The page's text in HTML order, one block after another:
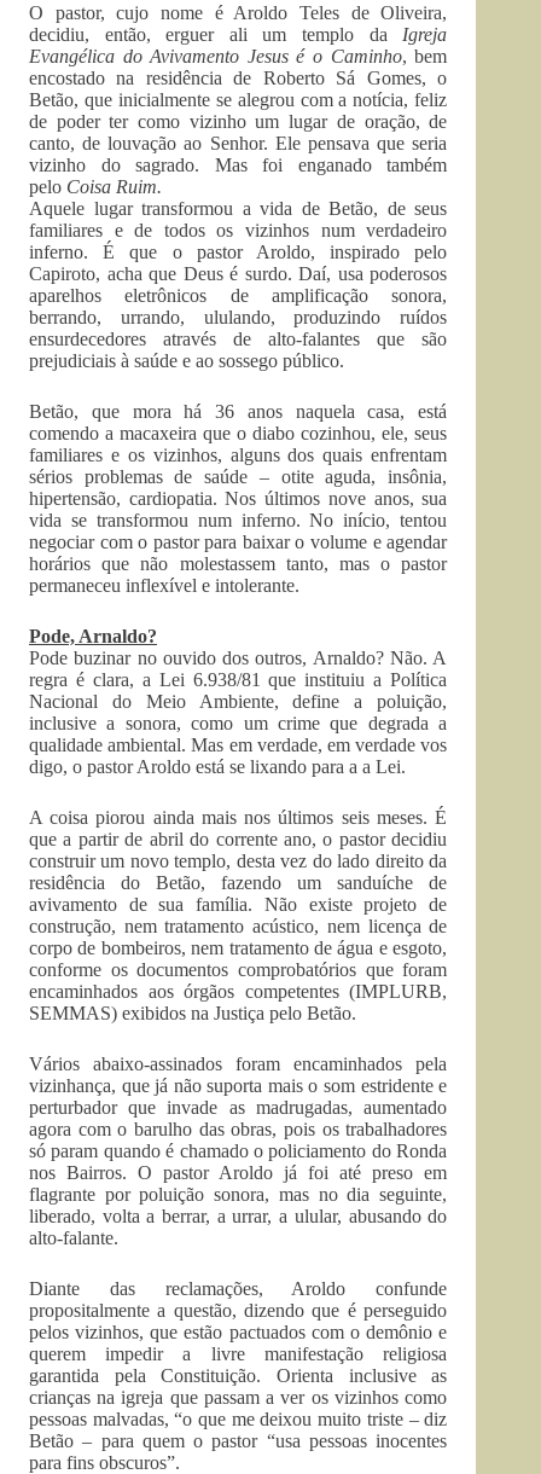
O pastor, cujo nome é Aroldo Teles de Oliveira,
decidiu, então, erguer ali um templo da Igreja
Evangélica do Avivamento Jesus é o Caminho, bem
encostado na residência de Roberto Sá Gomes, o
Betão, que inicialmente se alegrou com a notícia, feliz
de poder ter como vizinho um lugar de oração, de
canto, de louvação ao Senhor. Ele pensava que seria
vizinho do sagrado. Mas foi enganado também
pelo Coisa Ruim.
Aquele lugar transformou a vida de Betão, de seus
familiares e de todos os vizinhos num verdadeiro
inferno. É que o pastor Aroldo, inspirado pelo
Capiroto, acha que Deus é surdo. Daí, usa poderosos
aparelhos eletrônicos de amplificação sonora,
berrando, urrando, ululando, produzindo ruídos
ensurdecedores através de alto-falantes que são
prejudiciais à saúde e ao sossego público.
Betão, que mora há 36 anos naquela casa, está
comendo a macaxeira que o diabo cozinhou, ele, seus
familiares e os vizinhos, alguns dos quais enfrentam
sérios problemas de saúde – otite aguda, insônia,
hipertensão, cardiopatia. Nos últimos nove anos, sua
vida se transformou num inferno. No início, tentou
negociar com o pastor para baixar o volume e agendar
horários que não molestassem tanto, mas o pastor
permaneceu inflexível e intolerante.
Pode, Arnaldo?
Pode buzinar no ouvido dos outros, Arnaldo? Não. A
regra é clara, a Lei 6.938/81 que instituiu a Política
Nacional do Meio Ambiente, define a poluição,
inclusive a sonora, como um crime que degrada a
qualidade ambiental. Mas em verdade, em verdade vos
digo, o pastor Aroldo está se lixando para a a Lei.
A coisa piorou ainda mais nos últimos seis meses. É
que a partir de abril do corrente ano, o pastor decidiu
construir um novo templo, desta vez do lado direito da
residência do Betão, fazendo um sanduíche de
avivamento de sua família. Não existe projeto de
construção, nem tratamento acústico, nem licença de
corpo de bombeiros, nem tratamento de água e esgoto,
conforme os documentos comprobatórios que foram
encaminhados aos órgãos competentes (IMPLURB,
SEMMAS) exibidos na Justiça pelo Betão.
Vários abaixo-assinados foram encaminhados pela
vizinhança, que já não suporta mais o som estridente e
perturbador que invade as madrugadas, aumentado
agora com o barulho das obras, pois os trabalhadores
só param quando é chamado o policiamento do Ronda
nos Bairros. O pastor Aroldo já foi até preso em
flagrante por poluição sonora, mas no dia seguinte,
liberado, volta a berrar, a urrar, a ulular, abusando do
alto-falante.
Diante das reclamações, Aroldo confunde
propositalmente a questão, dizendo que é perseguido
pelos vizinhos, que estão pactuados com o demônio e
querem impedir a livre manifestação religiosa
garantida pela Constituição. Orienta inclusive as
crianças na igreja que passam a ver os vizinhos como
pessoas malvadas, “o que me deixou muito triste – diz
Betão – para quem o pastor “usa pessoas inocentes
para fins obscuros”.